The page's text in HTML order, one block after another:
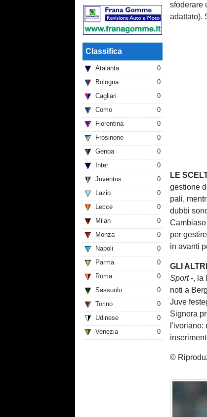
Classifica
Atalanta
0
Bologna
0
Cagliari
0
Como
0
Fiorentina
0
Frosinone
0
Genoa
0
Inter
0
Juventus
0
Lazio
0
Lecce
0
Milan
0
Monza
0
Napoli
0
Parma
0
Roma
0
Sassuolo
0
Torino
0
Udinese
0
Venezia
0
sfoderare
adattato).
LE
gestione
pali,
dubbi
per
in avanti
GLI
Sport-, la
noti a
Juve
Signora
l'ivoriano:
©